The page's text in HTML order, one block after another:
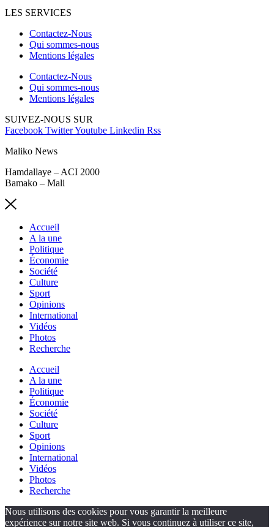
LES SERVICES
Contactez-Nous
Qui sommes-nous
Mentions légales
Contactez-Nous
Qui sommes-nous
Mentions légales
SUIVEZ-NOUS SUR
Facebook TwitterYoutube Linkedin Rss
Maliko News
Hamdallaye – ACI 2000
Bamako – Mali
Accueil
A la une
Politique
Économie
Société
Culture
Sport
Opinions
International
Vidéos
Photos
Recherche
Accueil
A la une
Politique
Économie
Société
Culture
Sport
Opinions
International
Vidéos
Photos
Recherche
Nous utilisons des cookies pour vous garantir la meilleure
expérience sur notre site web. Si vous continuez à utiliser ce site,